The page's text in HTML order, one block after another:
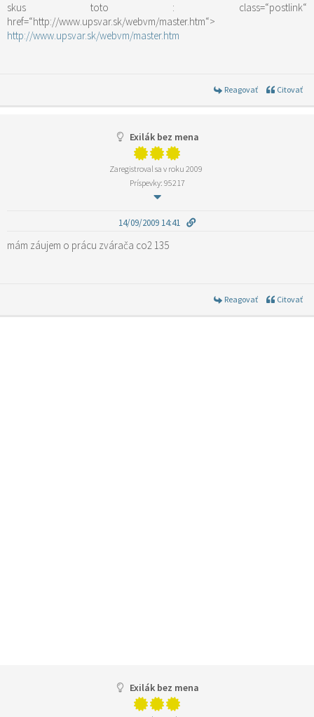
skus toto : class=“postlink“
href=“http://www.upsvar.sk/webvm/master.htm“>
http://www.upsvar.sk/webvm/master.htm
Reagovať Citovať
Exilák bez mena
Zaregistroval sa v roku 2009
Príspevky: 95217
14/09/2009 14:41
mám záujem o prácu zvárača co2 135
Reagovať Citovať
Exilák bez mena